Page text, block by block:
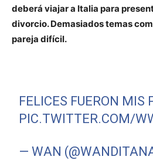
deberá viajar a Italia para
divorcio. Demasiados temas
pareja difícil.
FELICES FUERON MIS
PIC.TWITTER.COM/
— WAN